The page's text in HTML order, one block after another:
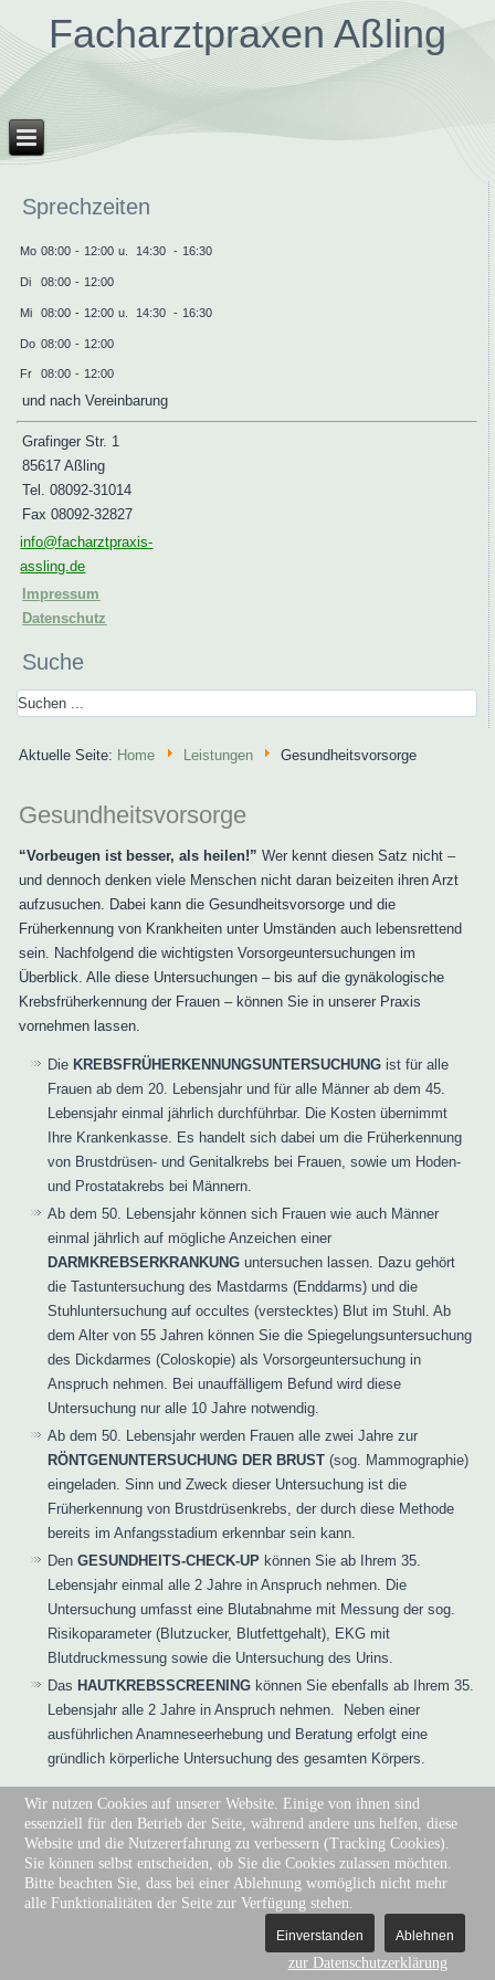
Facharztpraxen Aßling
Sprechzeiten
Mo 08:00 - 12:00 u. 14:30 - 16:30
Di 08:00 - 12:00
Mi 08:00 - 12:00 u. 14:30 - 16:30
Do 08:00 - 12:00
Fr 08:00 - 12:00
und nach Vereinbarung
Grafinger Str. 1
85617 Aßling
Tel. 08092-31014
Fax 08092-32827
info@facharztpraxis-
assling.de
Impressum
Datenschutz
Suche
Aktuelle Seite: Home Leistungen Gesundheitsvorsorge
Gesundheitsvorsorge
“Vorbeugen ist besser, als heilen!” Wer kennt diesen Satz nicht –
und dennoch denken viele Menschen nicht daran beizeiten ihren Arzt
aufzusuchen. Dabei kann die Gesundheitsvorsorge und die
Früherkennung von Krankheiten unter Umständen auch lebensrettend
sein. Nachfolgend die wichtigsten Vorsorgeuntersuchungen im
Überblick. Alle diese Untersuchungen – bis auf die gynäkologische
Krebsfrüherkennung der Frauen – können Sie in unserer Praxis
vornehmen lassen.
Die KREBSFRÜHERKENNUNGSUNTERSUCHUNG ist für alle
Frauen ab dem 20. Lebensjahr und für alle Männer ab dem 45.
Lebensjahr einmal jährlich durchführbar. Die Kosten übernimmt
Ihre Krankenkasse. Es handelt sich dabei um die Früherkennung
von Brustdrüsen- und Genitalkrebs bei Frauen, sowie um Hoden-
und Prostatakrebs bei Männern.
Ab dem 50. Lebensjahr können sich Frauen wie auch Männer
einmal jährlich auf mögliche Anzeichen einer
DARMKREBSERKRANKUNG untersuchen lassen. Dazu gehört
die Tastuntersuchung des Mastdarms (Enddarms) und die
Stuhluntersuchung auf occultes (verstecktes) Blut im Stuhl. Ab
dem Alter von 55 Jahren können Sie die Spiegelungsuntersuchung
des Dickdarmes (Coloskopie) als Vorsorgeuntersuchung in
Anspruch nehmen. Bei unauffälligem Befund wird diese
Untersuchung nur alle 10 Jahre notwendig.
Ab dem 50. Lebensjahr werden Frauen alle zwei Jahre zur
RÖNTGENUNTERSUCHUNG DER BRUST (sog. Mammographie)
eingeladen. Sinn und Zweck dieser Untersuchung ist die
Früherkennung von Brustdrüsenkrebs, der durch diese Methode
bereits im Anfangsstadium erkennbar sein kann.
DenGESUNDHEITS-CHECK-UP können Sie ab Ihrem 35.
Lebensjahr einmal alle 2 Jahre in Anspruch nehmen. Die
Untersuchung umfasst eine Blutabnahme mit Messung der sog.
Risikoparameter (Blutzucker, Blutfettgehalt), EKG mit
Blutdruckmessung sowie die Untersuchung des Urins.
Das HAUTKREBSSCREENING können Sie ebenfalls ab Ihrem 35.
Lebensjahr alle 2 Jahre in Anspruch nehmen. Neben einer
ausführlichen Anamneseerhebung und Beratung erfolgt eine
gründlich körperliche Untersuchung des gesamten Körpers.
Impressum|Kontakt|Sprechzeiten
Copyright © 2024. All Rights Reserved.
created with Artisteer.
Wir nutzen Cookies auf unserer Website. Einige von ihnen sind
essenziell für den Betrieb der Seite, während andere uns helfen, diese
Website und die Nutzererfahrung zu verbessern (Tracking Cookies).
Sie können selbst entscheiden, ob Sie die Cookies zulassen möchten.
Bitte beachten Sie, dass bei einer Ablehnung womöglich nicht mehr
alle Funktionalitäten der Seite zur Verfügung stehen.
Einverstanden Ablehnen
zur Datenschutzerklärung